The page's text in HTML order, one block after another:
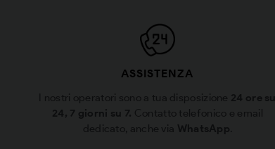
ASSISTENZA
I nostri operatori sono a tua disposizione 24 ore su
24, 7 giorni su 7. Contatto telefonico e email
dedicato, anche via WhatsApp